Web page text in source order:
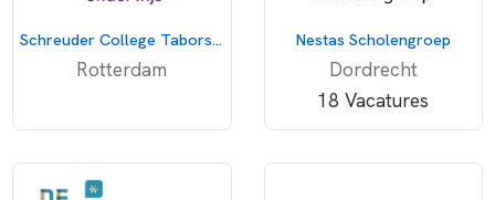
Schreuder College Taborstraat
Rotterdam
Nestas Scholengroep
Dordrecht
18 Vacatures